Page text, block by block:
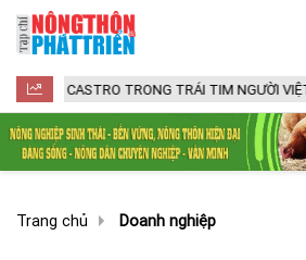
TRONG TRÁI TIM NGƯỜI VIỆT
Trang chủ Doanh nghiệp